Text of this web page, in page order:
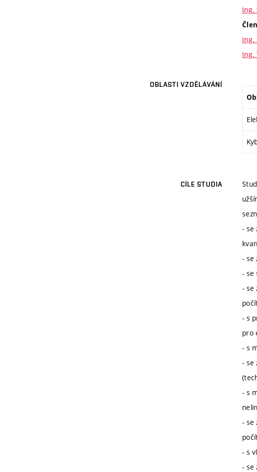
Ing.
Ing.
Ing.
OBLASTI VZDĚLÁVÁNÍ
CÍLE STUDIA
- se
- se
- se
- se
- s
pro
- s
- se
- s
- se
- s
- se